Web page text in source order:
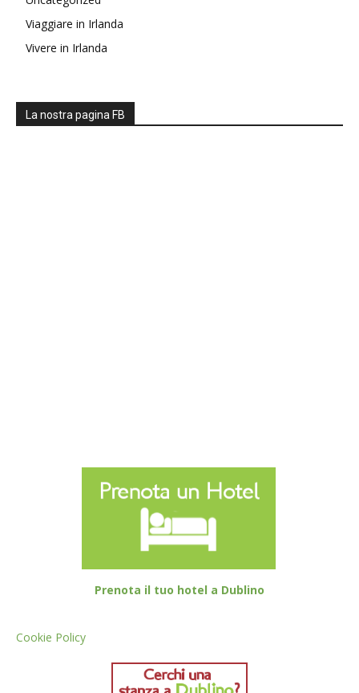
Viaggiare in Irlanda
Vivere in Irlanda
La nostra pagina FB
Prenota il tuo hotel a Dublino
Cookie Policy